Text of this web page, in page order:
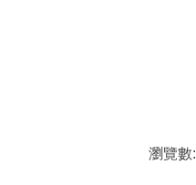
瀏覽數: